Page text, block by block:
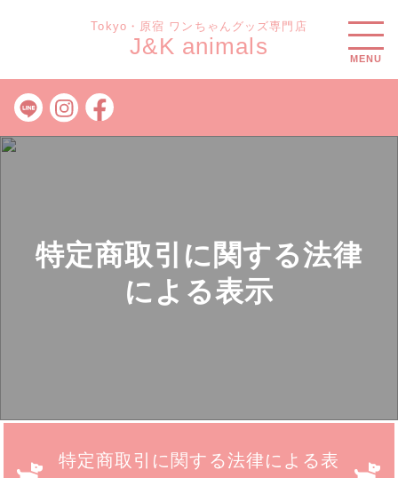
Tokyo・原宿 ワンちゃんグッズ専門店
J&K animals MENU
特定商取引に関する法律
による表示
特定商取引に関する法律による表